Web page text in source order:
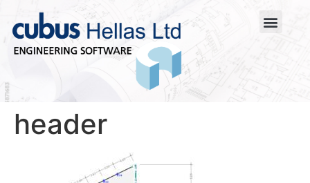
header